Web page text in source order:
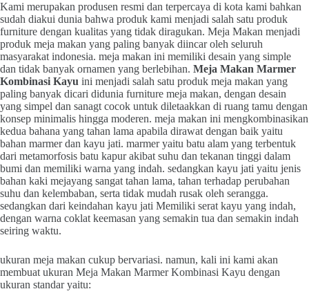
Kami merupakan produsen resmi dan terpercaya di kota kami bahkan
sudah diakui dunia bahwa produk kami menjadi salah satu produk
furniture dengan kualitas yang tidak diragukan. Meja Makan menjadi
produk meja makan yang paling banyak diincar oleh seluruh
masyarakat indonesia. meja makan ini memiliki desain yang simple
dan tidak banyak ornamen yang berlebihan. Meja Makan Marmer
Kombinasi Kayu ini menjadi salah satu produk meja makan yang
paling banyak dicari didunia furniture meja makan, dengan desain
yang simpel dan sanagt cocok untuk diletaakkan di ruang tamu dengan
konsep minimalis hingga moderen. meja makan ini mengkombinasikan
kedua bahana yang tahan lama apabila dirawat dengan baik yaitu
bahan marmer dan kayu jati. marmer yaitu batu alam yang terbentuk
dari metamorfosis batu kapur akibat suhu dan tekanan tinggi dalam
bumi dan memiliki warna yang indah. sedangkan kayu jati yaitu jenis
bahan kaki mejayang sangat tahan lama, tahan terhadap perubahan
suhu dan kelembaban, serta tidak mudah rusak oleh serangga.
sedangkan dari keindahan kayu jati Memiliki serat kayu yang indah,
dengan warna coklat keemasan yang semakin tua dan semakin indah
seiring waktu.
ukuran meja makan cukup bervariasi. namun, kali ini kami akan
membuat ukuran Meja Makan Marmer Kombinasi Kayu dengan
ukuran standar yaitu: